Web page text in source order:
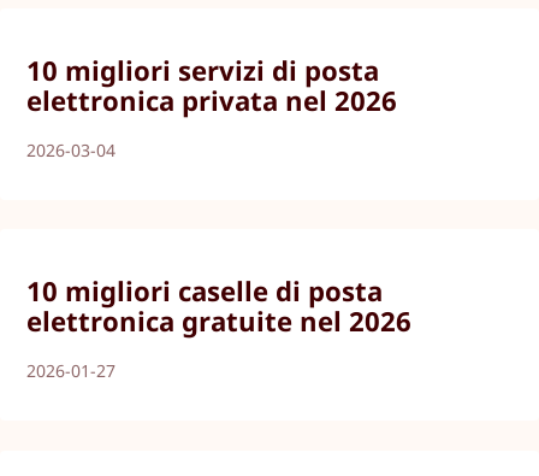
10 migliori servizi di posta
elettronica privata nel 2026
2026-03-04
10 migliori caselle di posta
elettronica gratuite nel 2026
2026-01-27